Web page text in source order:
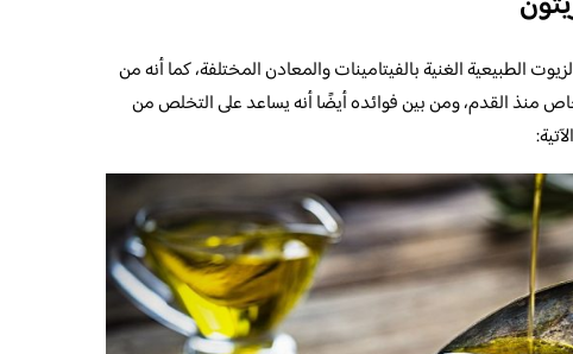
الطبيعية الغنية بالفيتامينات والمعادن المختلفة، كما أنه من
منذ القدم، ومن بين فوائده أيضًا أنه يساعد على التخلص من